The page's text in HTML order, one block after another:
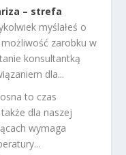
– strefa
myślałeś o
zarobku w
konsultantką
dla...
to czas
dla naszej
wymaga